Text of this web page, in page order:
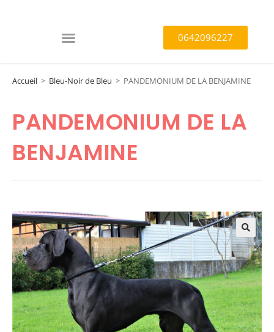
0642096227
Accueil > Bleu-Noir de Bleu > PANDEMONIUM DE LA BENJAMINE
PANDEMONIUM DE LA
BENJAMINE
🔍